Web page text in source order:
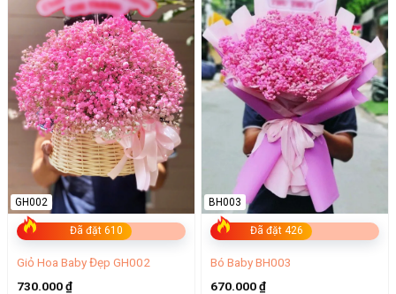
Đã đặt 610
GH002
Giỏ Hoa Baby Đẹp GH002
730.000₫
Đã đặt 426
BH003
Bó Baby BH003
670.000₫